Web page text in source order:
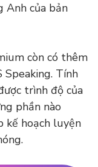
Anh của bản
còn có thêm
Speaking. Tính
trình độ của
phần nào
kế hoạch luyện